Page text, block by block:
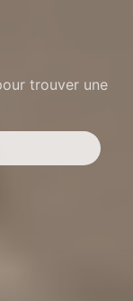
trouver une